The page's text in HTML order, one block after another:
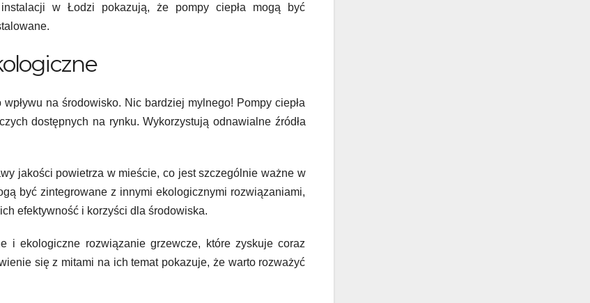
instalacji w Łodzi pokazują, że pompy ciepła mogą być
na środowisko. Nic bardziej mylnego! Pompy ciepła
dostępnych na rynku. Wykorzystują odnawialne źródła
jakości powietrza w mieście, co jest szczególnie ważne w
być zintegrowane z innymi ekologicznymi rozwiązaniami,
efektywność i korzyści dla środowiska.
i ekologiczne rozwiązanie grzewcze, które zyskuje coraz
się z mitami na ich temat pokazuje, że warto rozważyć